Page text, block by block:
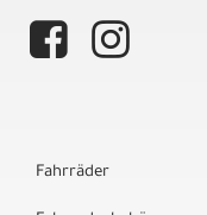
Fahrräder